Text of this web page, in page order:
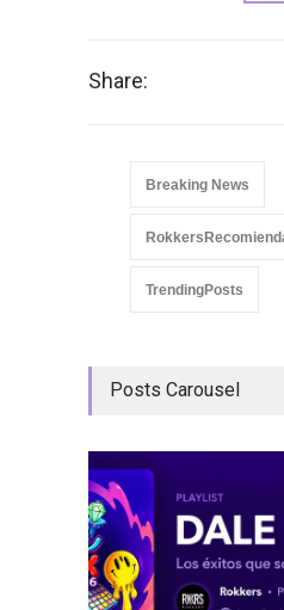
Share:
Breaking News
TrendingPosts
Posts Carousel